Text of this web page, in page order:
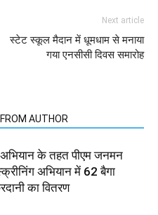
Next article
स्टेट स्कूल मैदान में धूमधाम से मनाया
गया एनसीसी दिवस समारोह
AUTHOR
अभियान के तहत पीएम जनमन
अभियान में 62 बैगा
का वितरण